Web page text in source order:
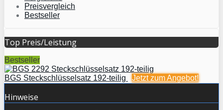
Preisvergleich
Bestseller
Top Preis/Leistung
Bestseller
BGS Steckschlüsselsatz 192-teilig Jetzt zumAngebot!
Hinweise